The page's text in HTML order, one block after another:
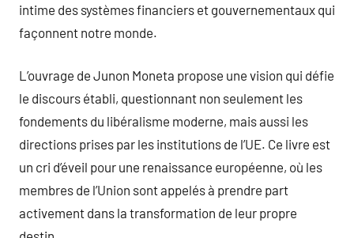
intime des systèmes financiers et gouvernementaux qui
façonnent notre monde.
L’ouvrage de Junon Moneta propose une vision qui défie
le discours établi, questionnant non seulement les
fondements du libéralisme moderne, mais aussi les
directions prises par les institutions de l’UE. Ce livre est
un cri d’éveil pour une renaissance européenne, où les
membres de l’Union sont appelés à prendre part
activement dans la transformation de leur propre